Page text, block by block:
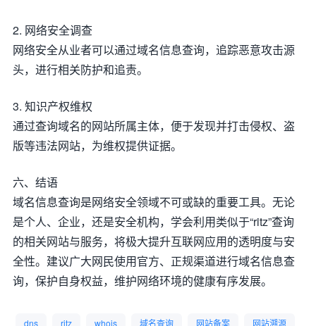
2. 网络安全调查
网络安全从业者可以通过域名信息查询，追踪恶意攻击源
头，进行相关防护和追责。
3. 知识产权维权
通过查询域名的网站所属主体，便于发现并打击侵权、盗
版等违法网站，为维权提供证据。
六、结语
域名信息查询是网络安全领域不可或缺的重要工具。无论
是个人、企业，还是安全机构，学会利用类似于“ritz”查询
的相关网站与服务，将极大提升互联网应用的透明度与安
全性。建议广大网民使用官方、正规渠道进行域名信息查
询，保护自身权益，维护网络环境的健康有序发展。
dns ritz whois 域名查询 网站备案 网站溯源